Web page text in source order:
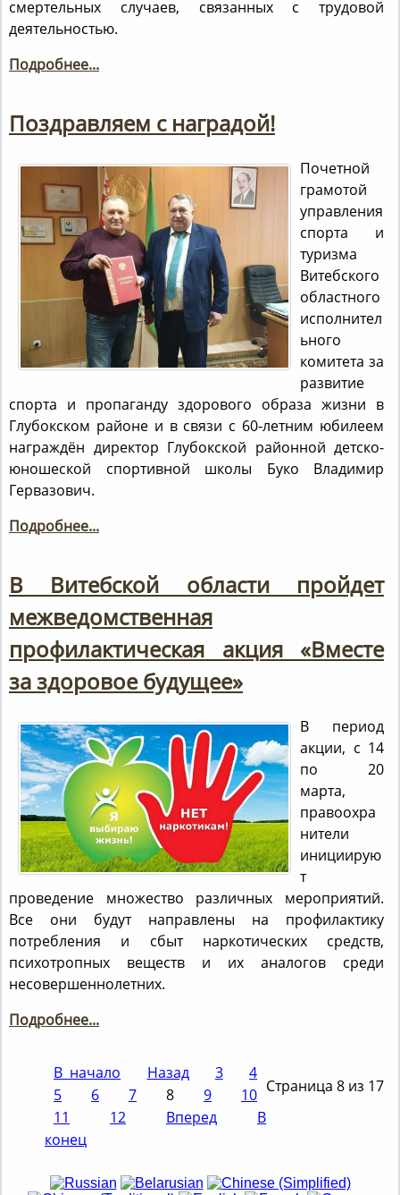
смертельных случаев, связанных с трудовой
деятельностью.
Подробнее...
Поздравляем с наградой!
Почетной
грамотой
управления
спорта и
туризма
Витебского
областного
исполнител
ьного
комитета за
развитие
спорта и пропаганду здорового образа жизни в
Глубокском районе и в связи с 60-летним юбилеем
награждён директор Глубокской районной детско-
юношеской спортивной школы Буко Владимир
Гервазович.
Подробнее...
В Витебской области пройдет
межведомственная
профилактическая акция «Вместе
за здоровое будущее»
В период
акции, с 14
по 20
марта,
правоохра
нители
инициирую
т
проведение множество различных мероприятий.
Все они будут направлены на профилактику
потребления и сбыт наркотических средств,
психотропных веществ и их аналогов среди
несовершеннолетних.
Подробнее...
Страница 8 из 17
В начало Назад 3
4
5
6 7 8 9
10
11
12 Вперед
В
конец